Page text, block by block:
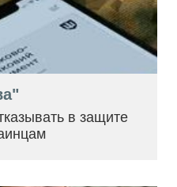
в защите